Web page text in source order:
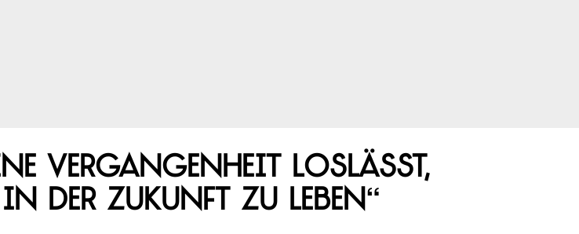
Vergangenheit loslässt,
der Zukunft zu leben“